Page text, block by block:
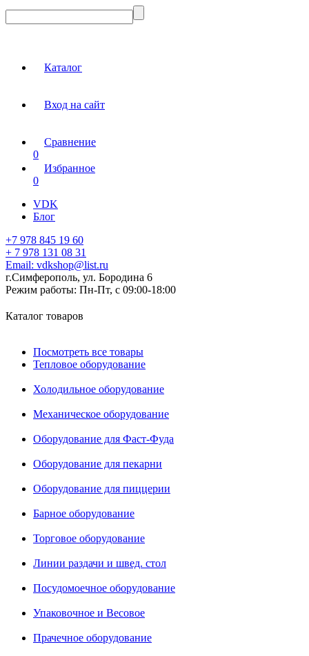
Каталог
Вход на сайт
Сравнение
0
Избранное
0
VDK
Блог
+7 978 845 19 60
+ 7 978 131 08 31
Email: vdkshop@list.ru
г.Симферополь, ул. Бородина 6
Режим работы: Пн-Пт, с 09:00-18:00
Каталог товаров
Посмотреть все товары
Тепловое оборудование
Холодильное оборудование
Механическое оборудование
Оборудование для Фаст-Фуда
Оборудование для пекарни
Оборудование для пиццерии
Барное оборудование
Торговое оборудование
Линии раздачи и швед. стол
Посудомоечное оборудование
Упаковочное и Весовое
Прачечное оборудование